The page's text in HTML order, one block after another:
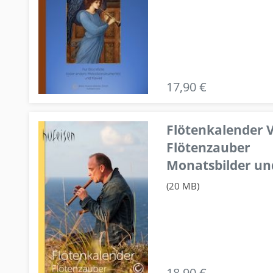
17,90 €
Flötenkalender
Flötenzauber
Monatsbilder
(20 MB)